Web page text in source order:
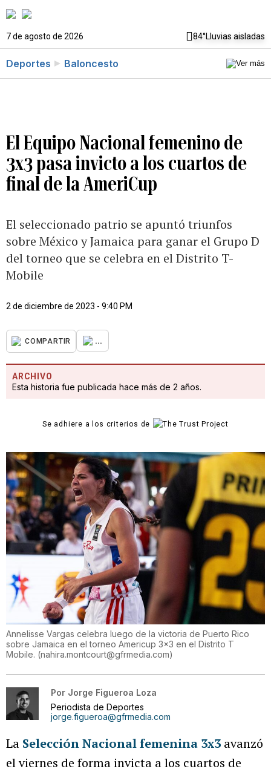
7 de agosto de 2026 84°Lluvias aisladas
Deportes Baloncesto
El Equipo Nacional femenino de
3x3 pasa invicto a los cuartos de
final de la AmeriCup
El seleccionado patrio se apuntó triunfos
sobre México y Jamaica para ganar el Grupo D
del torneo que se celebra en el Distrito T-
Mobile
2 de diciembre de 2023 - 9:40 PM
COMPARTIR ...
ARCHIVO
Esta historia fue publicada hace más de 2 años.
Se adhiere a los criterios de
Annelisse Vargas celebra luego de la victoria de Puerto Rico
sobre Jamaica en el torneo Americup 3x3 en el Distrito T
Mobile. (nahira.montcourt@gfrmedia.com)
Por Jorge Figueroa Loza
Periodista de Deportes
jorge.figueroa@gfrmedia.com
La Selección Nacional femenina 3x3 avanzó
el viernes de forma invicta a los cuartos de